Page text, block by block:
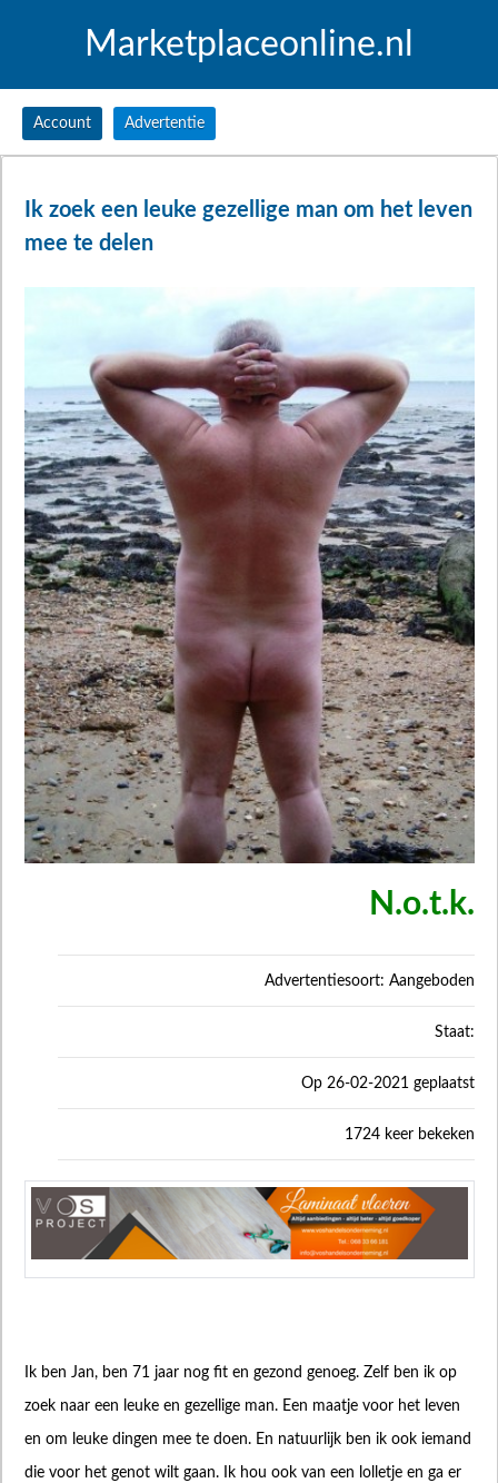
Marketplaceonline.nl
Account Advertentie
Ik zoek een leuke gezellige man om het leven
mee te delen
N.o.t.k.
Advertentiesoort: Aangeboden
Staat:
Op 26-02-2021 geplaatst
1724 keer bekeken
Ik ben Jan, ben 71 jaar nog fit en gezond genoeg. Zelf ben ik op
zoek naar een leuke en gezellige man. Een maatje voor het leven
en om leuke dingen mee te doen. En natuurlijk ben ik ook iemand
die voor het genot wilt gaan. Ik hou ook van een lolletje en ga er